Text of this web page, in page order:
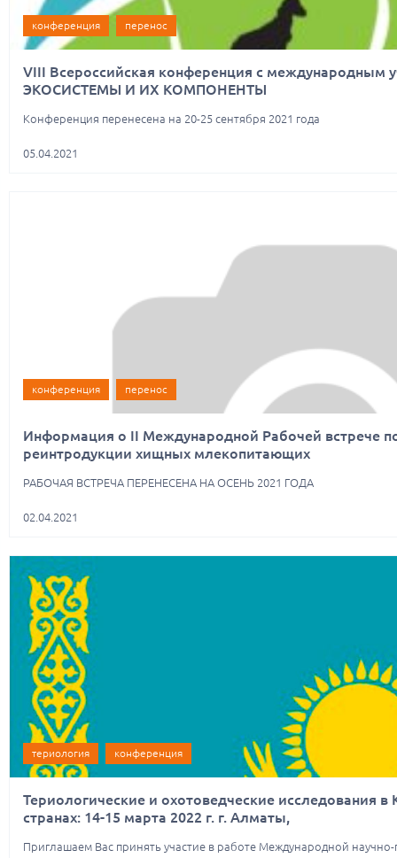
конференция перенос
VIII Всероссийская конференция с международным
ЭКОСИСТЕМЫ И ИХ КОМПОНЕНТЫ
Конференция перенесена на 20-25 сентября 2021 года
05.04.2021
конференция перенос
Информация о II Международной Рабочей встрече
реинтродукции хищных млекопитающих
РАБОЧАЯ ВСТРЕЧА ПЕРЕНЕСЕНА НА ОСЕНЬ 2021 ГОДА
02.04.2021
териология конференция
Териологические и охотоведческие исследования в
странах: 14-15 марта 2022 г. г. Алматы,
​Приглашаем Вас принять участие в работе Международной